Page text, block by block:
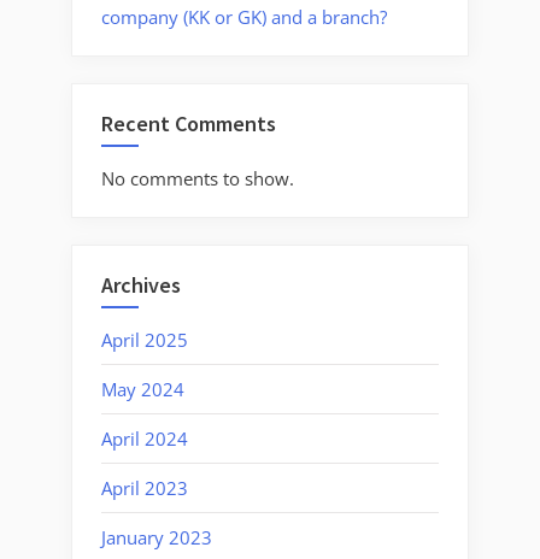
company (KK or GK) and a branch?
Recent Comments
No comments to show.
Archives
April 2025
May 2024
April 2024
April 2023
January 2023